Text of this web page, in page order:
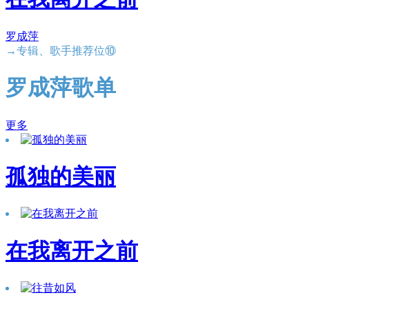
罗成萍
→专辑、歌手推荐位⑩
罗成萍歌单
更多
孤独的美丽
在我离开之前